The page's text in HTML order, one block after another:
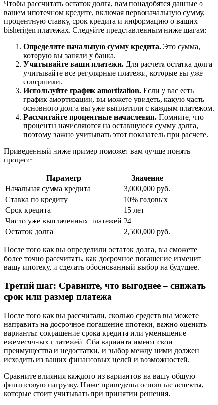
Чтобы рассчитать остаток долга, вам понадобятся данные о
вашем ипотечном кредите, включая первоначальную сумму,
процентную ставку, срок кредита и информацию о ваших
bisherigen платежах. Следуйте представленным ниже шагам:
Определите начальную сумму кредита. Это сумма,
которую вы заняли у банка.
Учитывайте ваши платежи. Для расчета остатка долга
учитывайте все регулярные платежи, которые вы уже
совершили.
Используйте график amortization. Если у вас есть
график амортизации, вы можете увидеть, какую часть
основного долга вы уже выплатили с каждым платежом.
Рассчитайте процентные начисления. Помните, что
проценты начисляются на оставшуюся сумму долга,
поэтому важно учитывать этот показатель при расчете.
Приведенный ниже пример поможет вам лучше понять
процесс:
Параметр
Значение
Начальная сумма кредита
3,000,000 руб.
Ставка по кредиту
10% годовых
Срок кредита
15 лет
Число уже выплаченных платежей 24
Остаток долга
2,500,000 руб.
После того как вы определили остаток долга, вы сможете
более точно рассчитать, как досрочное погашение изменит
вашу ипотеку, и сделать обоснованный выбор на будущее.
Третий шаг: Сравните, что выгоднее – снижать
срок или размер платежа
После того как вы рассчитали, сколько средств вы можете
направить на досрочное погашение ипотеки, важно оценить
варианты: сокращение срока кредита или уменьшение
ежемесячных платежей. Оба варианта имеют свои
преимущества и недостатки, и выбор между ними должен
исходить из ваших финансовых целей и возможностей.
Сравните влияния каждого из вариантов на вашу общую
финансовую нагрузку. Ниже приведены основные аспекты,
которые стоит учитывать при принятии решения.